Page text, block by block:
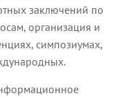
заключений по
организация и
симпозиумах,